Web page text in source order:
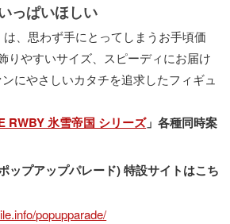
っぱいほしい
は、思わず手にとってしまうお手頃価
りやすいサイズ、スピーディにお届け
にやさしいカタチを追求したフィギュ
RWBY 氷雪帝国 シリーズ」各種同時案
ップアップパレード) 特設サイトはこち
popupparade/